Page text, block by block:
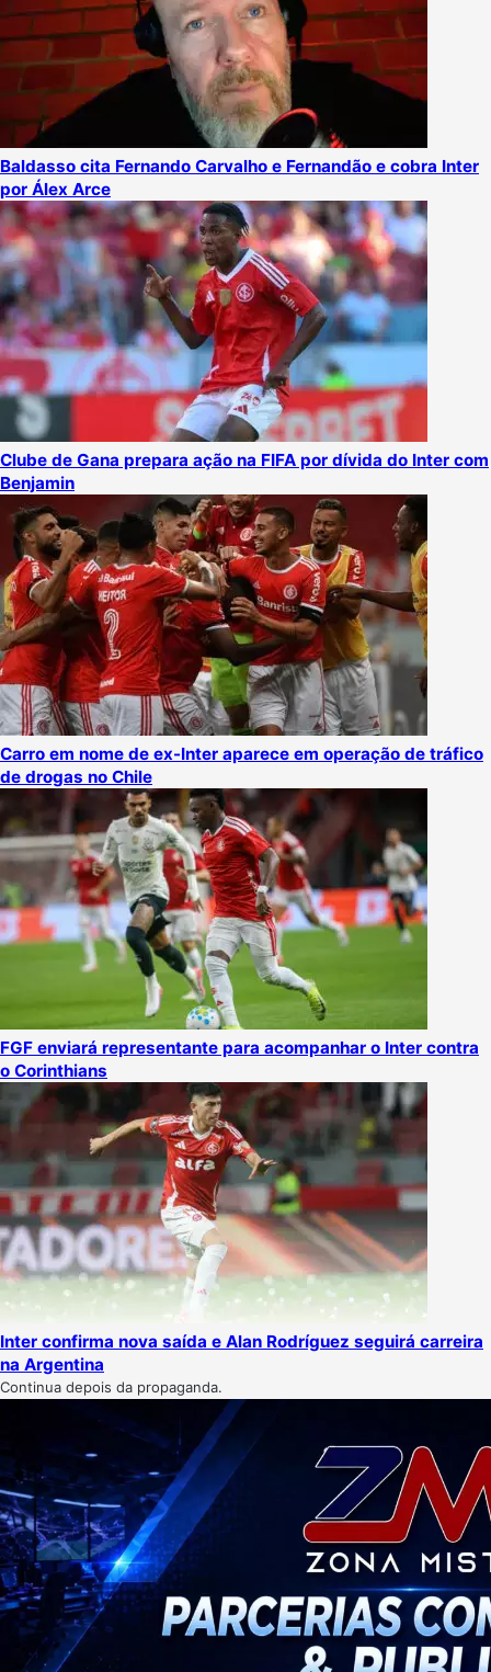
Baldasso cita Fernando Carvalho e Fernandão e cobra Inter
por Álex Arce
Clube de Gana prepara ação na FIFA por dívida do Inter com
Benjamin
Carro em nome de ex-Inter aparece em operação de tráfico
de drogas no Chile
FGF enviará representante para acompanhar o Inter contra
o Corinthians
Inter confirma nova saída e Alan Rodríguez seguirá carreira
na Argentina
Continua depois da propaganda.